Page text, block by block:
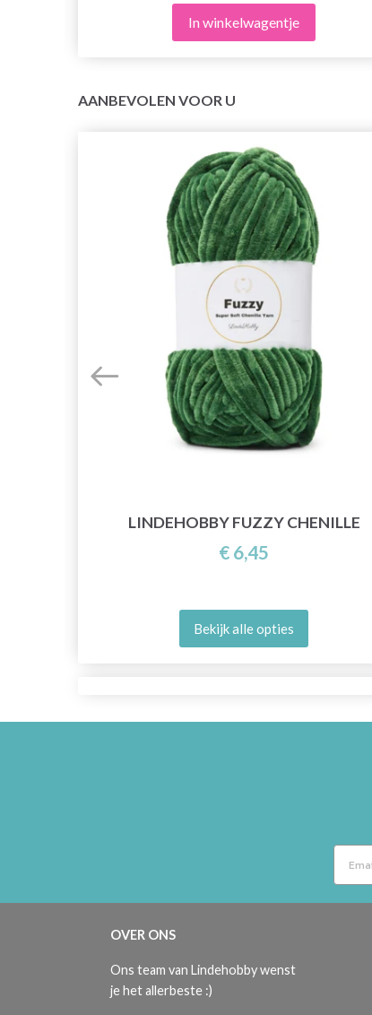
In winkelwagentje
AANBEVOLEN VOOR U
LINDEHOBBY FUZZY CHENILLE
€ 6,45
Bekijk alle opties
OVER ONS
Ons team van Lindehobby wenst
je het allerbeste :)